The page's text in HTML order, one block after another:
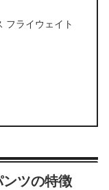
フライウェイト
ツの特徴